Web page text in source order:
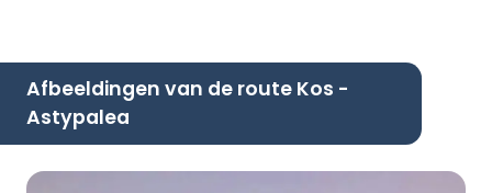
Afbeeldingen van de route Kos -
Astypalea